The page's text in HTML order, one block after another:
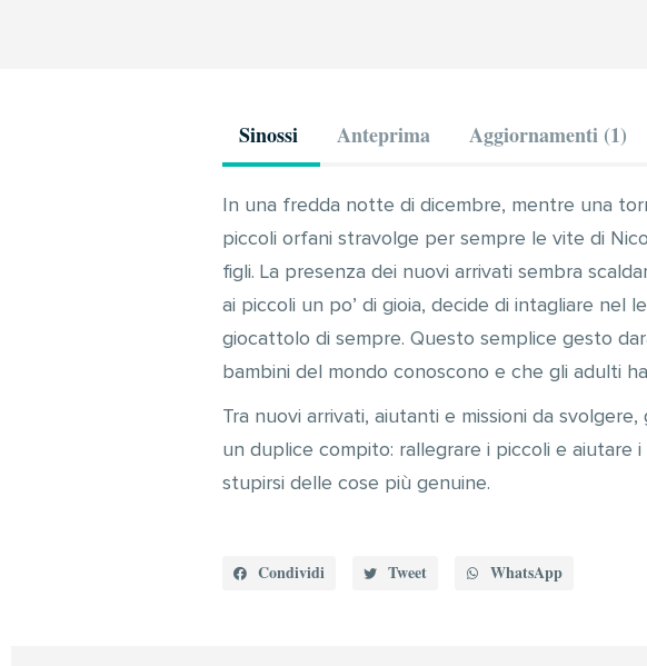
Sinossi Anteprima Aggiornamenti (1)
In una fredda notte di dicembre, mentre una
piccoli orfani stravolge per sempre le vite di
figli. La presenza dei nuovi arrivati sembra
ai piccoli un po’ di gioia, decide di intagliare nel
giocattolo di sempre. Questo semplice gesto
bambini del mondo conoscono e che gli adulti
Tra nuovi arrivati, aiutanti e missioni da
un duplice compito: rallegrare i piccoli e aiutare
stupirsi delle cose più genuine.
Condividi Tweet WhatsApp